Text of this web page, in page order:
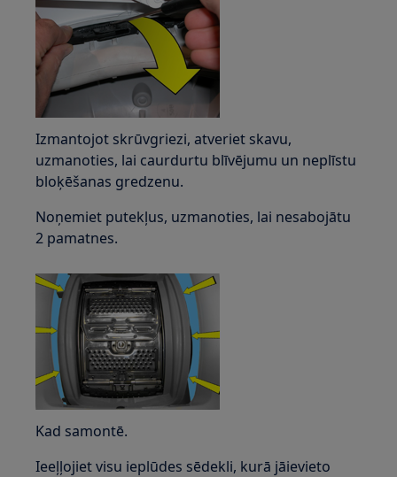
Izmantojot skrūvgriezi, atveriet skavu,
uzmanoties, lai caurdurtu blīvējumu un neplīstu
bloķēšanas gredzenu.
Noņemiet putekļus, uzmanoties, lai nesabojātu
2 pamatnes.
Kad samontē.
Ieeļļojiet visu ieplūdes sēdekli, kurā jāievieto